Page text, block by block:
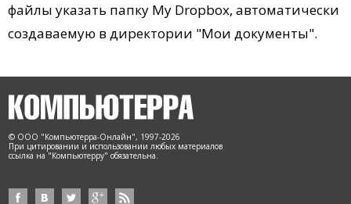
файлы указать папку My Dropbox, автоматически
создаваемую в директории "Мои документы".
© ООО "Компьютерра-Онлайн", 1997-2026
При цитировании и использовании любых материалов
ссылка на "Компьютерру" обязательна.